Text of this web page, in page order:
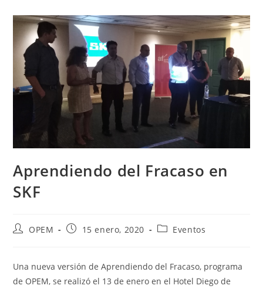
Aprendiendo del Fracaso en
SKF
Autor
entrada:
OPEM
Publicación
entrada:
15 enero, 2020
Categoría
entrada:
Eventos
Una nueva versión de Aprendiendo del Fracaso, programa
de OPEM, se realizó el 13 de enero en el Hotel Diego de